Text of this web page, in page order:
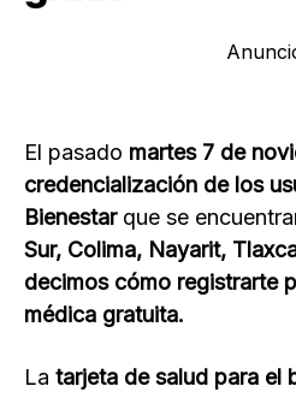
El pasado martes 7 de
credencialización de los
Bienestar que se
Sur, Colima, Nayarit,
decimos cómo registrarte
médica gratuita.
La tarjeta de salud para el